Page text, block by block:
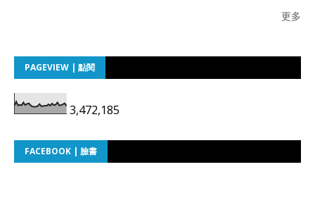
更多
PAGEVIEW | 點閱
3,472,185
FACEBOOK | 臉書